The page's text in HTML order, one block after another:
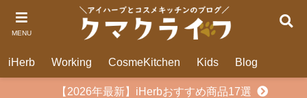
MENU
iHerb Working CosmeKitchen Kids Blog
【2026年最新】iHerbおすすめ商品17選